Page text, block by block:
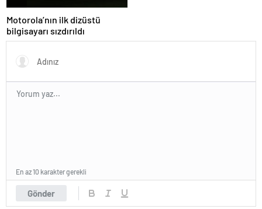
Motorola’nın ilk dizüstü
bilgisayarı sızdırıldı
Gönder
En az 10 karakter gerekli